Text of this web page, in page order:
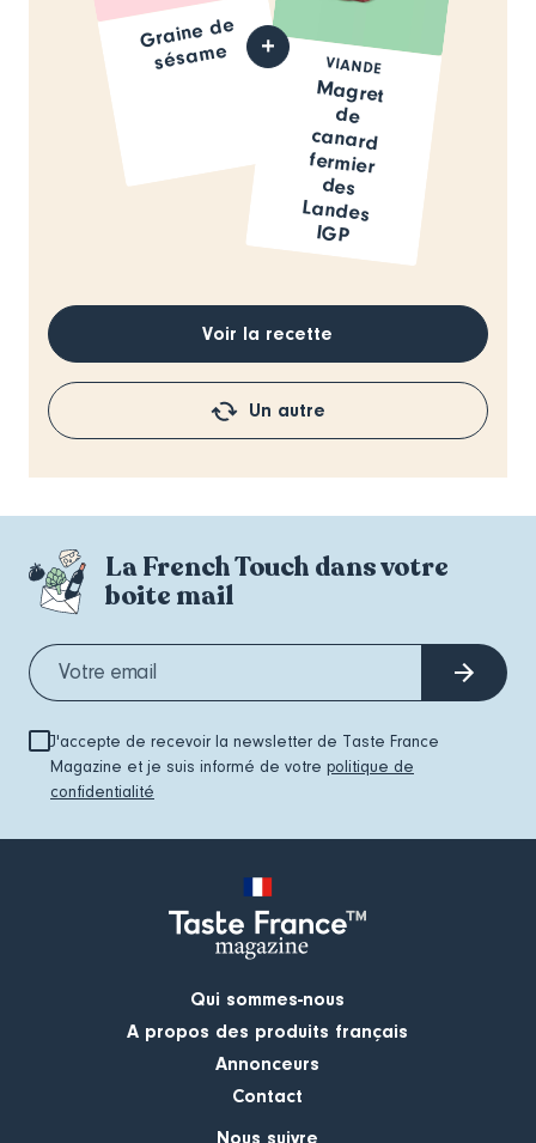
Graine de
sésa
me VIANDE
Magret
de
canard
fermier
des
Landes
IGP
Voir la recette
Un autre
La French Touch dans votre
boite mail
J'accepte de recevoir la newsletter de Taste France
Magazine et je suis informé de votre politique de
confidentialité
Qui sommes-nous
A propos des produits français
Annonceurs
Contact
Nous suivre